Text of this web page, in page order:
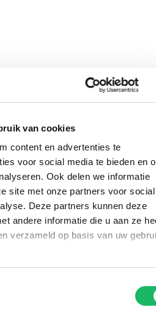
van cookies
content en advertenties te
voor social media te bieden en
Ook delen we informatie
site met onze partners voor social
Deze partners kunnen deze
andere informatie die u aan ze
verzameld op basis van uw